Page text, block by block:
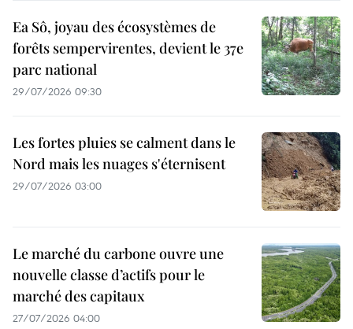
Ea Sô, joyau des écosystèmes de
forêts sempervirentes, devient le 37e
parc national
29/07/2026 09:30
Les fortes pluies se calment dans le
Nord mais les nuages s'éternisent
29/07/2026 03:00
Le marché du carbone ouvre une
nouvelle classe d’actifs pour le
marché des capitaux
27/07/2026 04:00